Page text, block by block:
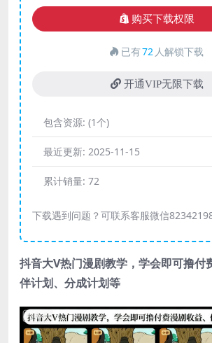
购买下载权限
已有72 人解锁下载
开通VIP无限下载
包含资源: (1个)
最近更新: 2025-11-15
累计销量: 72
下载遇到问题？可联系客服微信
抖音大V热门漫剧教学，学会即可撸付
伴计划、分成计划等